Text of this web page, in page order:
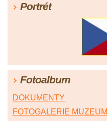
Portrét
Fotoalbum
DOKUMENTY
FOTOGALERIE MUZEUM